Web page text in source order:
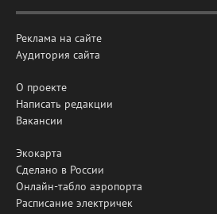
Реклама на сайте
Аудитория сайта
О проекте
Написать редакции
Вакансии
Экокарта
Сделано в России
Онлайн-табло аэропорта
Расписание электричек